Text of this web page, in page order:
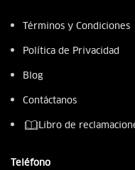
Términos y Condiciones
Política de Privacidad
Blog
Contáctanos
Libro de
Teléfono